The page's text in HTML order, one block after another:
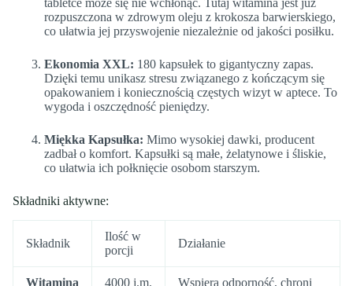
tabletce może się nie wchłonąć. Tutaj witamina jest już
rozpuszczona w zdrowym oleju z krokosza barwierskiego,
co ułatwia jej przyswojenie niezależnie od jakości posiłku.
Ekonomia XXL: 180 kapsułek to gigantyczny zapas.
Dzięki temu unikasz stresu związanego z kończącym się
opakowaniem i koniecznością częstych wizyt w aptece. To
wygoda i oszczędność pieniędzy.
Miękka Kapsułka: Mimo wysokiej dawki, producent
zadbał o komfort. Kapsułki są małe, żelatynowe i śliskie,
co ułatwia ich połknięcie osobom starszym.
Składniki aktywne:
Składnik
Ilość w
porcji
Działanie
Witamina 4000 j.m. Wspiera odporność, chroni